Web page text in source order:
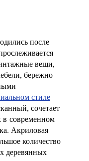
после
вещи,
бережно
стиле
сочетает
в современном
Акриловая
количество
деревянных